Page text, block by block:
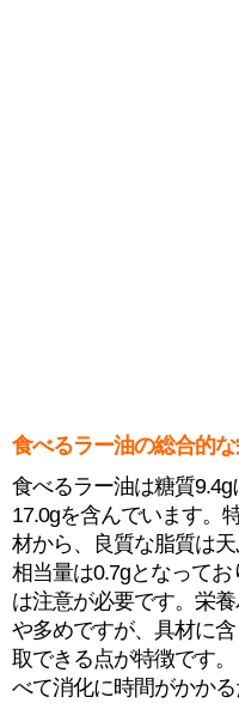
食べるラー油の総合的
食べるラー油は糖質
17.0gを含んでいます。
材から、良質な脂質は
相当量は0.7gとなって
は注意が必要です。栄
や多めですが、具材に
取できる点が特徴です
べて消化に時間がかか